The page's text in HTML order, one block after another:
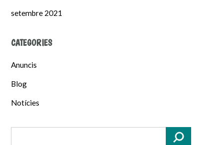
setembre 2021
CATEGORIES
Anuncis
Blog
Notícies